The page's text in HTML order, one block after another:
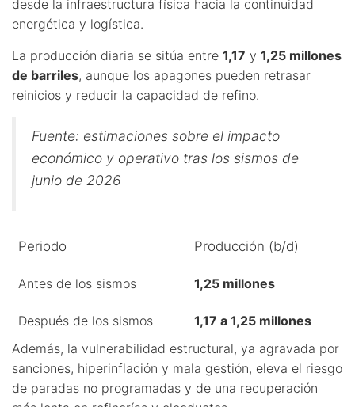
desde la infraestructura física hacia la continuidad
energética y logística.
La producción diaria se sitúa entre 1,17 y 1,25 millones
de barriles, aunque los apagones pueden retrasar
reinicios y reducir la capacidad de refino.
Fuente: estimaciones sobre el impacto
económico y operativo tras los sismos de
junio de 2026
Periodo Producción (b/d)
Antes de los sismos 1,25 millones
Después de los sismos
1,17 a 1,25 millones
Además, la vulnerabilidad estructural, ya agravada por
sanciones, hiperinflación y mala gestión, eleva el riesgo
de paradas no programadas y de una recuperación